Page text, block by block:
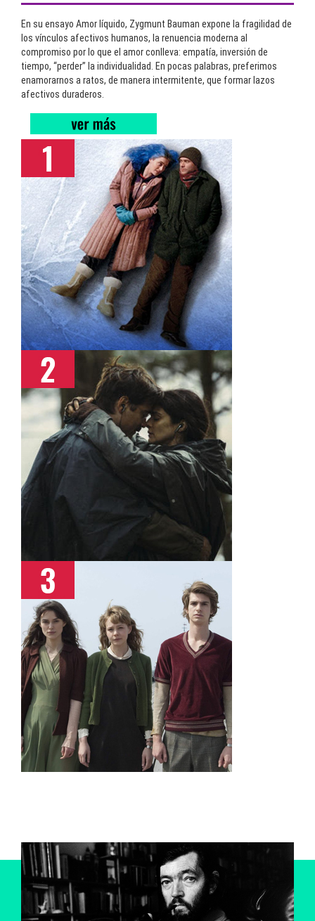
En su ensayo Amor líquido, Zygmunt Bauman expone la fragilidad de
los vínculos afectivos humanos, la renuencia moderna al
compromiso por lo que el amor conlleva: empatía, inversión de
tiempo, “perder” la individualidad. En pocas palabras, preferimos
enamorarnos a ratos, de manera intermitente, que formar lazos
afectivos duraderos.